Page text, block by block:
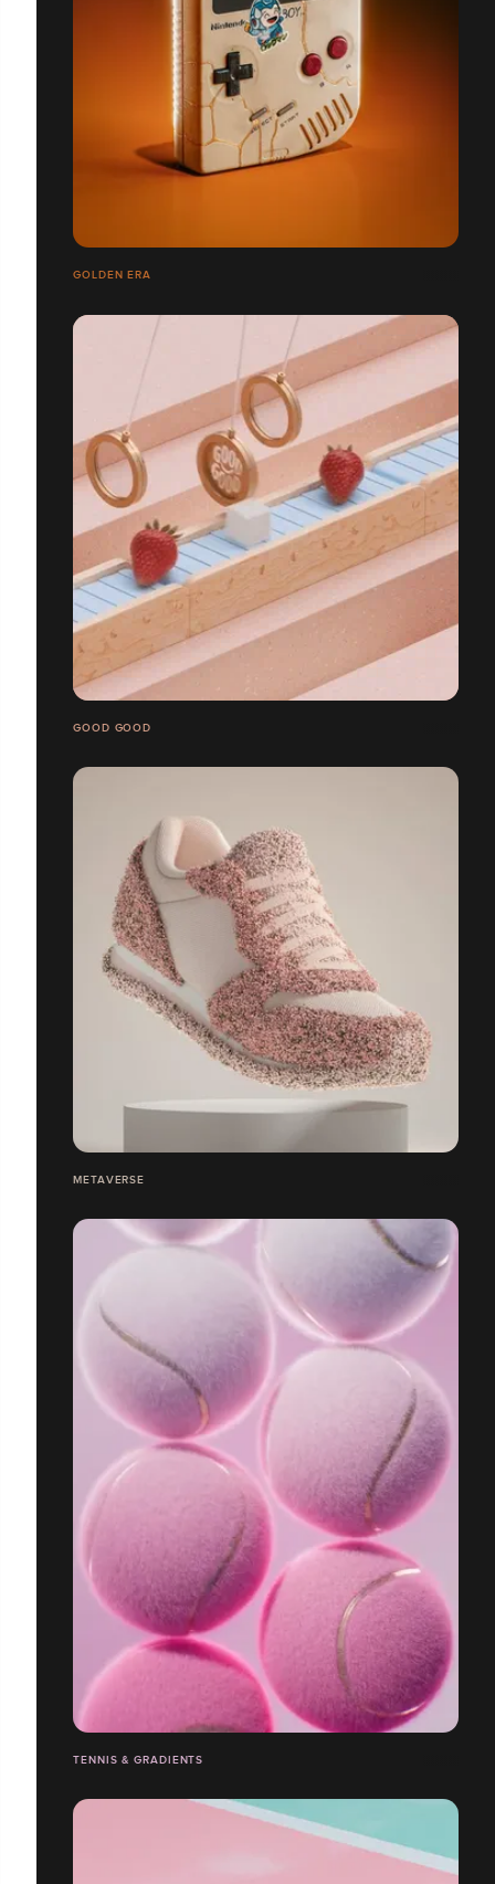
GOLDEN ERA
GOOD GOOD
METAVERSE
TENNIS & GRADIENTS